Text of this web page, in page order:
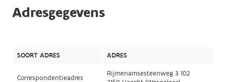
Adresgegevens
SOORT ADRES ADRES
Correspondentieadres
Rijmenamsesteenweg 3 102